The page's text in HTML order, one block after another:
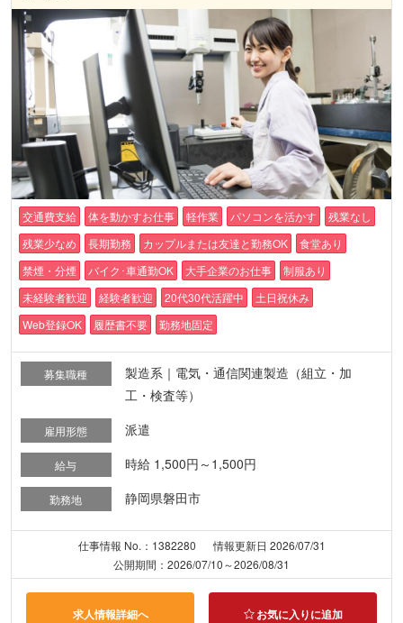
交通費支給 体を動かすお仕事 軽作業 パソコンを活かす
残業なし
残業少なめ
長期勤務 カップルまたは友達と勤務OK
食堂あり
禁煙・分煙
バイク･車通勤OK 大手企業のお仕事
制服あり
未経験者歓迎
経験者歓迎 20代30代活躍中
土日祝休み
Web登録OK
履歴書不要 勤務地固定
募集職種
製造系｜電気・通信関連製造（組立・加
工・検査等）
雇用形態 派遣
給与 時給 1,500円～1,500円
勤務地 静岡県磐田市
仕事情報 No.：1382280
情報更新日 2026/07/31
公開期間：2026/07/10～2026/08/31
求人情報詳細へ お気に入りに追加